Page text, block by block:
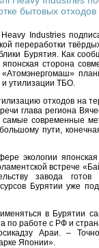
бытовых отходов
Industries
переработки
Бурятия. Как
японская сторона
и утилизации ТБО.
отходов на
глава региона
самые современные
пути,
экологии
встрече
завода
Бурятии уже
в Бурятии
по работе с РФ и
Араи. –
Японии».